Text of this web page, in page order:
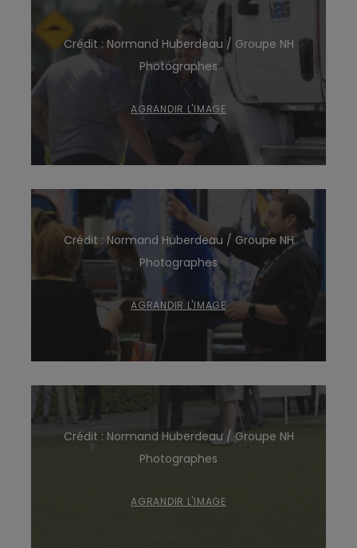
Crédit : Normand Huberdeau / Groupe NH
Photographes
AGRANDIR L'IMAGE
Crédit : Normand Huberdeau / Groupe NH
Photographes
AGRANDIR L'IMAGE
Crédit : Normand Huberdeau / Groupe NH
Photographes
AGRANDIR L'IMAGE